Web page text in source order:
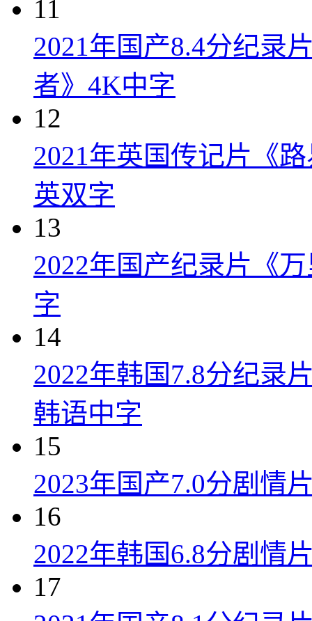
11
2021年国产8.4分纪录
者》4K中字
12
2021年英国传记片《
英双字
13
2022年国产纪录片《
字
14
2022年韩国7.8分纪录
韩语中字
15
2023年国产7.0分剧情
16
2022年韩国6.8分剧情
17